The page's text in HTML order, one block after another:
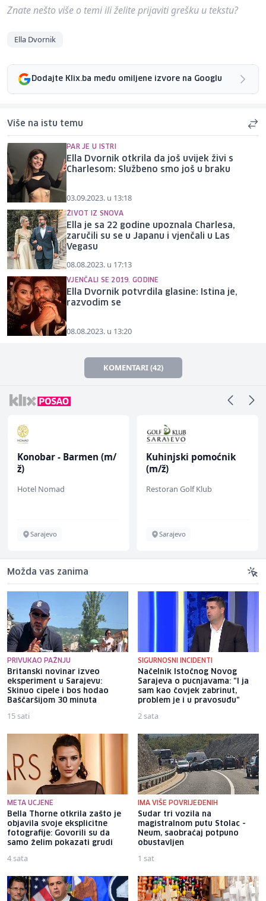
Znate nešto više o temi ili želite prijaviti grešku u tekstu?
Ella Dvornik
Dodajte Klix.ba među omiljene izvore na Googlu
Više na istu temu
PAR JE U ISTRI
Ella Dvornik otkrila da još uvijek živi s
Charlesom: Službeno smo još u braku
03.09.2023. u 13:18
ŽIVOT IZ SNOVA
Ella je sa 22 godine upoznala Charlesa,
zaručili su se u Japanu i vjenčali u Las
Vegasu
08.08.2023. u 17:13
VJENČALI SE 2019. GODINE
Ella Dvornik potvrdila glasine: Istina je,
razvodim se
08.08.2023. u 13:20
KOMENTARI (42)
Konobar - Barmen (m/
ž)
Hotel Nomad
Sarajevo
Kuhinjski pomoćnik
(m/ž)
Restoran Golf Klub
Sarajevo
Možda vas zanima
PRIVUKAO PAŽNJU
Britanski novinar izveo
eksperiment u Sarajevu:
Skinuo cipele i bos hodao
Baščaršijom 30 minuta
15 sati
SIGURNOSNI INCIDENTI
Načelnik Istočnog Novog
Sarajeva o pucnjavama: "I ja
sam kao čovjek zabrinut,
problem je i u pravosuđu"
2 sata
META UCJENE
Bella Thorne otkrila zašto je
objavila svoje eksplicitne
fotografije: Govorili su da
samo želim pokazati grudi
4 sata
IMA VIŠE POVRIJEĐENIH
Sudar tri vozila na
magistralnom putu Stolac -
Neum, saobraćaj potpuno
obustavljen
1 sat